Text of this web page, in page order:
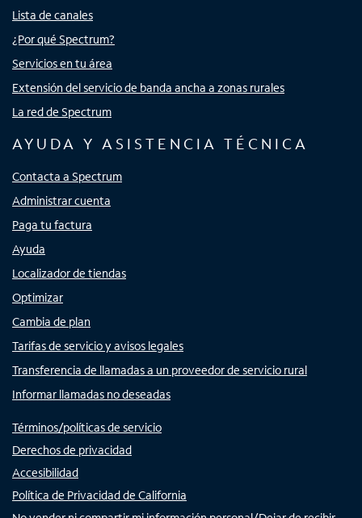
Lista de canales
¿Por qué Spectrum?
Servicios en tu área
Extensión del servicio de banda ancha a zonas rurales
La red de Spectrum
AYUDA Y ASISTENCIA TÉCNICA
Contacta a Spectrum
Administrar cuenta
Paga tu factura
Ayuda
Localizador de tiendas
Optimizar
Cambia de plan
Tarifas de servicio y avisos legales
Transferencia de llamadas a un proveedor de servicio rural
Informar llamadas no deseadas
Términos/políticas de servicio
Derechos de privacidad
Accesibilidad
Política de Privacidad de California